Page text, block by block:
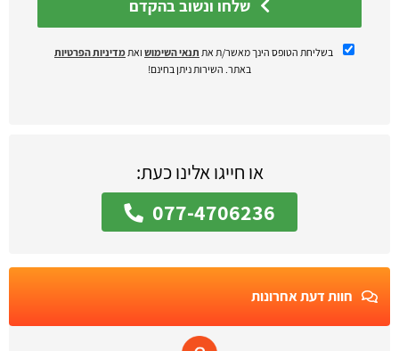
בשליחת הטופס הינך מאשר/ת את תנאי השימוש ואתמדיניות הפרטיות
באתר. השירות ניתן בחינם!
או חייגו אלינו כעת:
077-4706236
חוות דעת אחרונות